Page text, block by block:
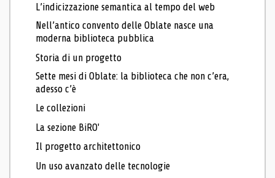
L’indicizzazione semantica al tempo del web
Nell’antico convento delle Oblate nasce una
moderna biblioteca pubblica
Storia di un progetto
Sette mesi di Oblate: la biblioteca che non c’era,
adesso c’è
Le collezioni
La sezione BiRO'
Il progetto architettonico
Un uso avanzato delle tecnologie